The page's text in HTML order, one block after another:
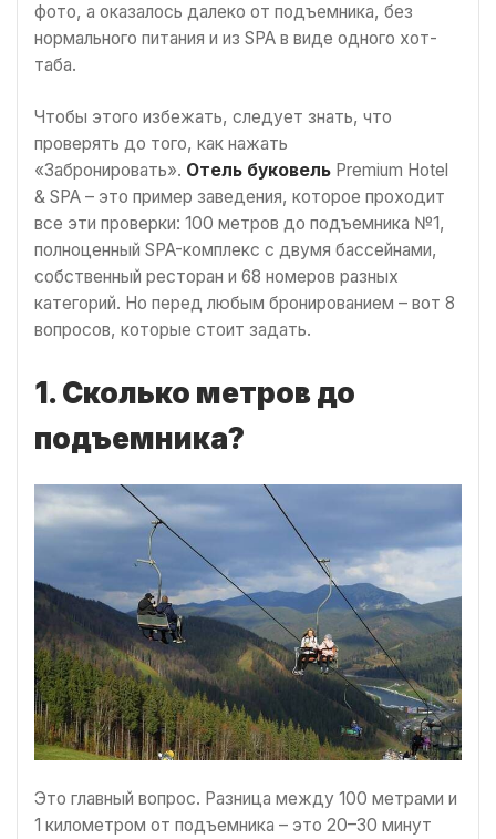
фото, а оказалось далеко от подъемника, без
нормального питания и из SPA в виде одного хот-
таба.
Чтобы этого избежать, следует знать, что
проверять до того, как нажать
«Забронировать». Отель буковель Premium Hotel
& SPA – это пример заведения, которое проходит
все эти проверки: 100 метров до подъемника №1,
полноценный SPA-комплекс с двумя бассейнами,
собственный ресторан и 68 номеров разных
категорий. Но перед любым бронированием – вот 8
вопросов, которые стоит задать.
1. Сколько метров до
подъемника?
Это главный вопрос. Разница между 100 метрами и
1 километром от подъемника – это 20–30 минут